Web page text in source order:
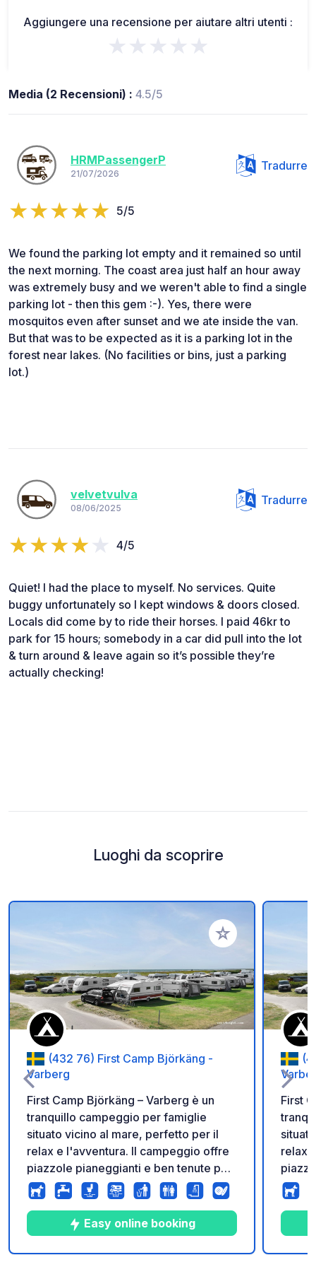
Aggiungere una recensione per aiutare altri utenti :
★★★★★
Media (2 Recensioni) : 4.5/5
HRMPassengerP
21/07/2026
Tradurre
5/5
We found the parking lot empty and it remained so until
the next morning. The coast area just half an hour away
was extremely busy and we weren't able to find a single
parking lot - then this gem :-). Yes, there were
mosquitos even after sunset and we ate inside the van.
But that was to be expected as it is a parking lot in the
forest near lakes. (No facilities or bins, just a parking
lot.)
velvetvulva
08/06/2025
Tradurre
4/5
Quiet! I had the place to myself. No services. Quite
buggy unfortunately so I kept windows & doors closed.
Locals did come by to ride their horses. I paid 46kr to
park for 15 hours; somebody in a car did pull into the lot
& turn around & leave again so it’s possible they’re
actually checking!
Luoghi da scoprire
(432 76) First Camp Björkäng -
Varberg
First Camp Björkäng – Varberg è un
tranquillo campeggio per famiglie
situato vicino al mare, perfetto per il
relax e l'avventura. Il campeggio offre
piazzole pianeggianti e ben tenute per
camper, roulotte e tende, nonché la
vicinanza alla lunga spiaggia sabbiosa
di Björkäng. Sul posto troverete
strutture moderne con servizi igienici,
docce (anche accessibili ai disabili),
Easy online booking
First
relax
di Björkäng.
docce